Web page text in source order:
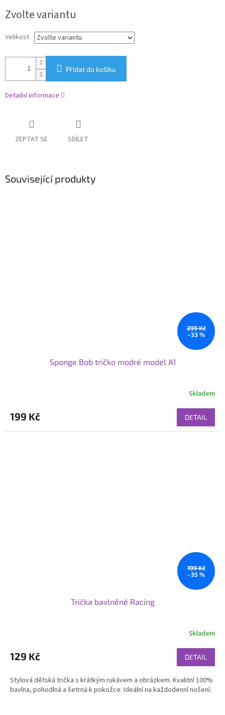
cena:
Zvolte variantu
Velikost
Přidat do košíku
Detailní informace
ZEPTAT SE SDÍLET
Související produkty
299 Kč
–33 %
Sponge Bob tričko modré model A1
Skladem
199 Kč DETAIL
199 Kč
–35 %
Trička bavlněné Racing
Skladem
129 Kč DETAIL
Stylová dětská trička s krátkým rukávem a obrázkem. Kvalitní 100%
bavlna, pohodlná a šetrná k pokožce. Ideální na každodenní nošení.